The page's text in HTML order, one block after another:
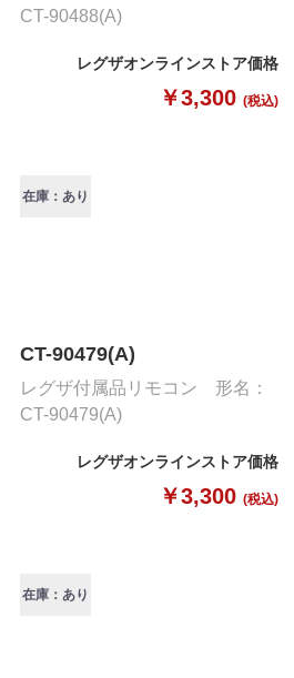
CT-90488(A)
レグザオンラインストア価格
￥3,300 (税込)
在庫：あり
CT-90479(A)
レグザ付属品リモコン 形名：
CT-90479(A)
レグザオンラインストア価格
￥3,300 (税込)
在庫：あり